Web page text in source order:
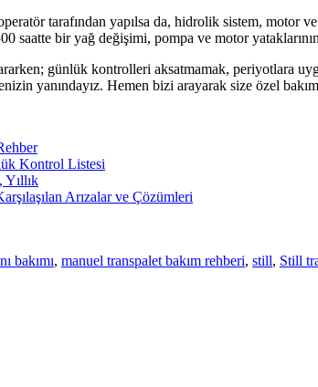
tarafından yapılsa da, hidrolik sistem,
saatte bir yağ değişimi, pompa ve motor
ararken; günlük kontrolleri aksatmamak,
yanındayız. Hemen bizi arayarak size özel
Kontrol Listesi
Yıllık
Arızalar ve Çözümleri
bakımı, manuel transpalet bakım rehberi, still, Still